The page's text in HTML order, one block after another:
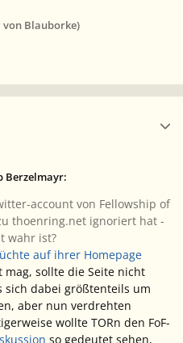
von Blauborke)
Berzelmayr:
account von Fellowship of
thoenring.net ignoriert hat -
wahr ist?
auf ihrer Homepage
mag, sollte die Seite nicht
sich dabei größtenteils um
aber nun verdrehten
wollte TORn den FoF-
so gedeutet sehen,